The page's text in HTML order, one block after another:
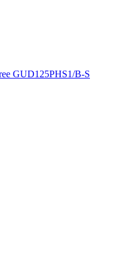
GUD125PHS1/B-S